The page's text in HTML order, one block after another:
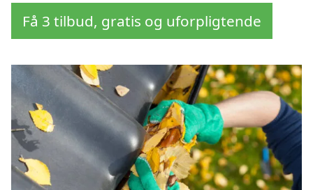
Få 3 tilbud, gratis og uforpligtende